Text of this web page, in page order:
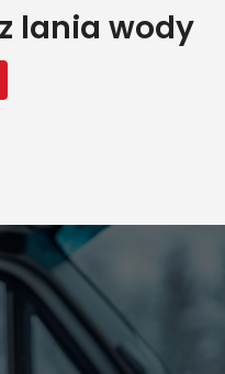
lania wody